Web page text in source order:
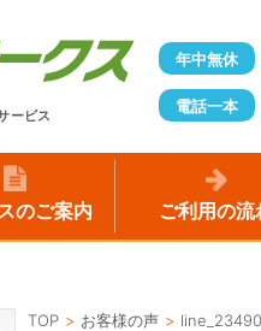
ービス
年中無休
電話一本
のご案内 ご利用の流
TOP お客様の声